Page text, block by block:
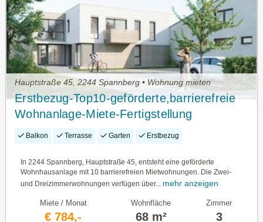
Hauptstraße 45, 2244 Spannberg • Wohnung mieten
Erstbezug-Top10-geförderte,barrierefreie
Wohnanlage-Miete-Fertigstellung
geplant:2.Quartal 2027
Balkon Terrasse Garten Erstbezug
In 2244 Spannberg, Hauptstraße 45, entsteht eine geförderte
Wohnhausanlage mit 10 barrierefreien Mietwohnungen. Die Zwei-
und Dreizimmerwohnungen verfügen über... mehr anzeigen
Miete / Monat
€ 784,-
Wohnfläche
68 m²
Zimmer
3